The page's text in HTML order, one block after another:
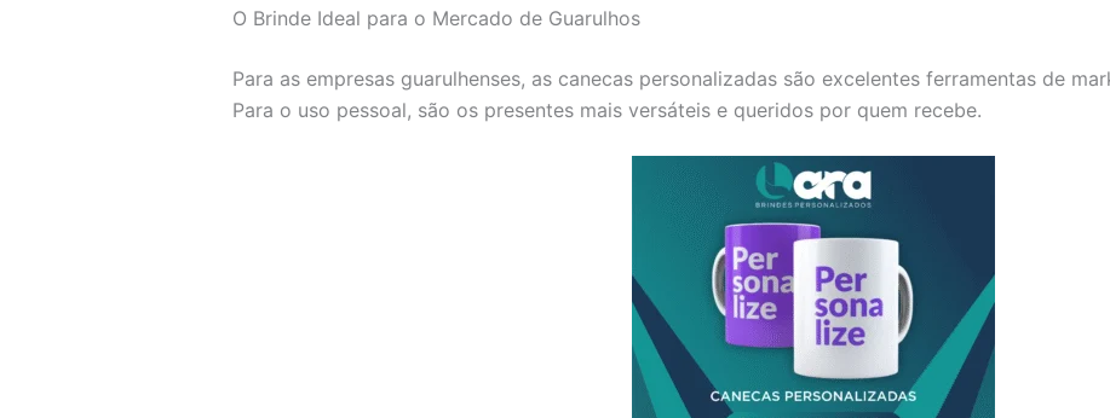
O Brinde Ideal para o Mercado de Guarulhos
Para as empresas guarulhenses, as canecas personalizadas são excelentes ferramentas de
Para o uso pessoal, são os presentes mais versáteis e queridos por quem recebe.